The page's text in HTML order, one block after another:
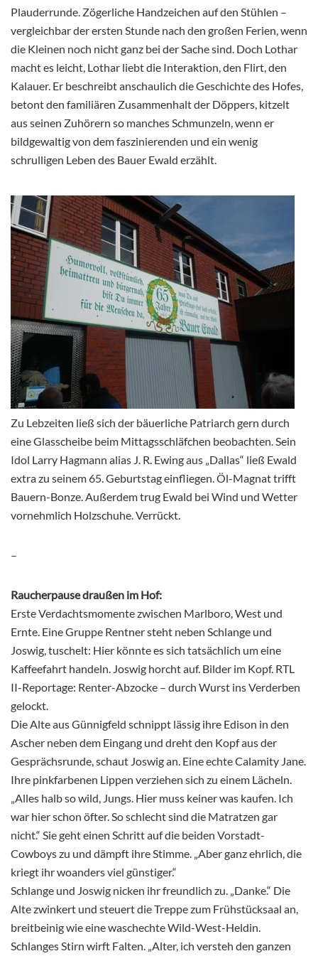
Plauderrunde. Zögerliche Handzeichen auf den Stühlen –
vergleichbar der ersten Stunde nach den großen Ferien, wenn
die Kleinen noch nicht ganz bei der Sache sind. Doch Lothar
macht es leicht, Lothar liebt die Interaktion, den Flirt, den
Kalauer. Er beschreibt anschaulich die Geschichte des Hofes,
betont den familiären Zusammenhalt der Döppers, kitzelt
aus seinen Zuhörern so manches Schmunzeln, wenn er
bildgewaltig von dem faszinierenden und ein wenig
schrulligen Leben des Bauer Ewald erzählt.
Zu Lebzeiten ließ sich der bäuerliche Patriarch gern durch
eine Glasscheibe beim Mittagsschläfchen beobachten. Sein
Idol Larry Hagmann alias J. R. Ewing aus „Dallas“ ließ Ewald
extra zu seinem 65. Geburtstag einfliegen. Öl-Magnat trifft
Bauern-Bonze. Außerdem trug Ewald bei Wind und Wetter
vornehmlich Holzschuhe. Verrückt.
–
Raucherpause draußen im Hof:
Erste Verdachtsmomente zwischen Marlboro, West und
Ernte. Eine Gruppe Rentner steht neben Schlange und
Joswig, tuschelt: Hier könnte es sich tatsächlich um eine
Kaffeefahrt handeln. Joswig horcht auf. Bilder im Kopf. RTL
II-Reportage: Renter-Abzocke – durch Wurst ins Verderben
gelockt.
Die Alte aus Günnigfeld schnippt lässig ihre Edison in den
Ascher neben dem Eingang und dreht den Kopf aus der
Gesprächsrunde, schaut Joswig an. Eine echte Calamity Jane.
Ihre pinkfarbenen Lippen verziehen sich zu einem Lächeln.
„Alles halb so wild, Jungs. Hier muss keiner was kaufen. Ich
war hier schon öfter. So schlecht sind die Matratzen gar
nicht.“ Sie geht einen Schritt auf die beiden Vorstadt-
Cowboys zu und dämpft ihre Stimme. „Aber ganz ehrlich, die
kriegt ihr woanders viel günstiger.“
Schlange und Joswig nicken ihr freundlich zu. „Danke.“ Die
Alte zwinkert und steuert die Treppe zum Frühstücksaal an,
breitbeinig wie eine waschechte Wild-West-Heldin.
Schlanges Stirn wirft Falten. „Alter, ich versteh den ganzen